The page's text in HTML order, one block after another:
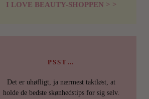
I LOVE BEAUTY-SHOPPEN > >
PSST…
Det er uhøfligt, ja nærmest taktløst, at
holde de bedste skønhedstips for sig selv.